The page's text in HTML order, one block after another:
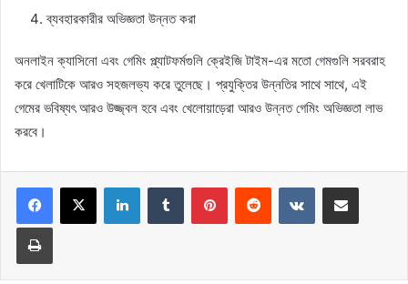
ব্যবহারকারীর অভিজ্ঞতা উন্নত করা
অনলাইন ক্যাসিনো এবং গেমিং প্ল্যাটফর্মগুলি ক্রেইজি টাইম-এর মতো গেমগুলি সরবরাহ
করে খেলাটিকে আরও সহজলভ্য করে তুলেছে। প্রযুক্তির উন্নতির সাথে সাথে, এই
গেমের ভবিষ্যৎ আরও উজ্জ্বল হবে এবং খেলোয়াড়েরা আরও উন্নত গেমিং অভিজ্ঞতা লাভ
করবে।
LinkedInTumblr PinterestReddit VKontakteShare via Email
Print